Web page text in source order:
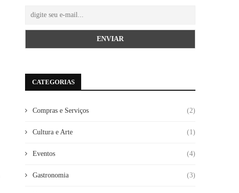
CATEGORIAS
Compras e Serviços (2)
Cultura e Arte (1)
Eventos (4)
Gastronomia (3)